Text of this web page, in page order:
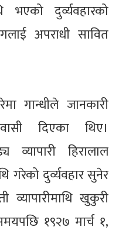
भएको दुर्व्यवहारको
अपराधी सावित
गान्धीले जानकारी
दिएका थिए।
हिरालाल
गरेको दुर्व्यवहार सुनेर
खुकुरी
१९२७ मार्च १,